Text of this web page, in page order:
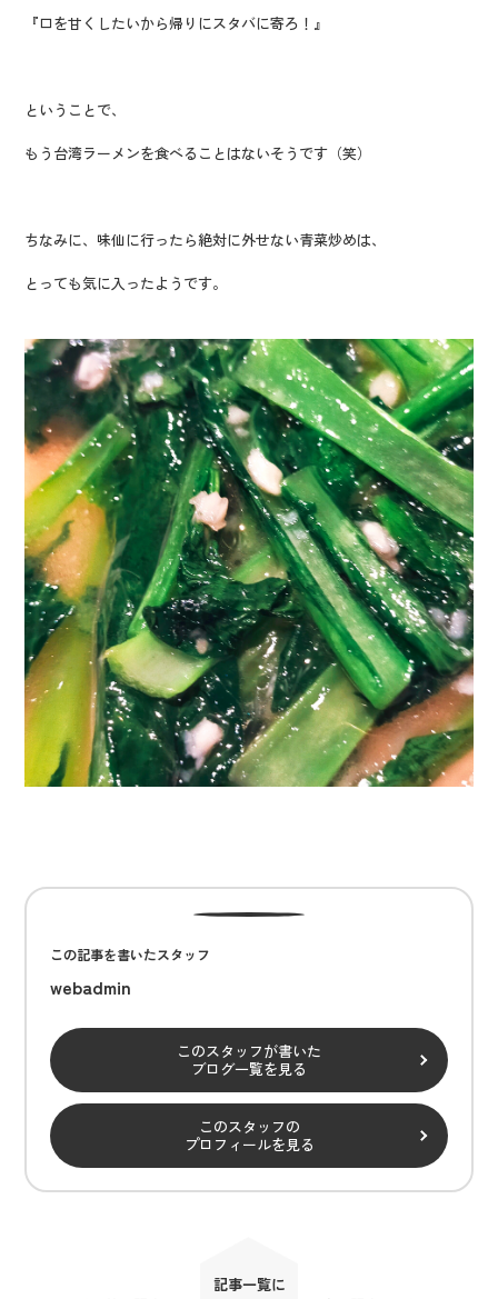
『口を甘くしたいから帰りにスタバに寄ろ！』
ということで、
もう台湾ラーメンを食べることはないそうです（笑）
ちなみに、味仙に行ったら絶対に外せない青菜炒めは、
とっても気に入ったようです。
この記事を書いたスタッフ
webadmin
このスタッフが書いた
ブログ一覧を見る
このスタッフの
プロフィールを見る
記事一覧に